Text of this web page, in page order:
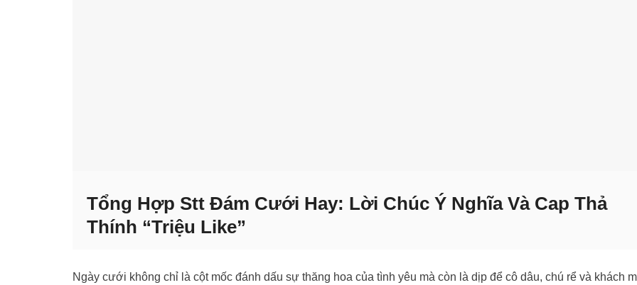
Tổng Hợp Stt Đám Cưới Hay: Lời Chúc Ý Nghĩa Và Cap Thả
Thính “Triệu Like”
Ngày cưới không chỉ là cột mốc đánh dấu sự thăng hoa của tình yêu mà còn là dịp để cô dâu, chú rể và khách